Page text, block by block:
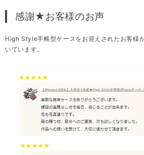
感謝★お客様のお声
High Style手帳型ケースをお迎えされたお客様
いています。